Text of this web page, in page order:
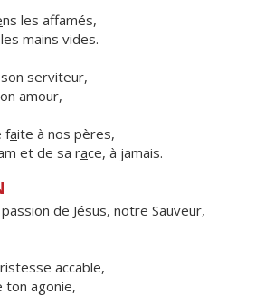
ns les affamés,
mains vides.
serviteur,
amour,
faite à nos pères,
et de sa race, à jamais.
de Jésus, notre Sauveur,
accable,
agonie,